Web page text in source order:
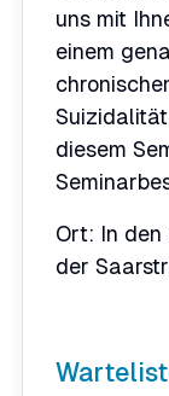
uns mit
einem
diesem
Ort: In den
der